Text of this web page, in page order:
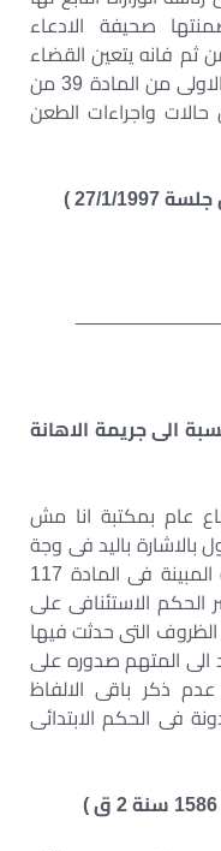
صحيفة الادعاء
ثم فانه يتعين القضاء
ببراءته من تلك التهمة عملا بالفقرة الاولى من المادة 39 من
1959 فى شان حالات واجراءات الطعن
الى جريمة الاهانة
عام بمكتبة انا مش
بالاشارة باليد فى وجة
المامور يكفى لتكوين جريمة الاهانة المبينة فى المادة 117
الحكم الاستئنافى على
الظروف التى حدثت فيها
المتهم صدوره على
ذكر باقى الالفاظ
فى الحكم الابتدائى